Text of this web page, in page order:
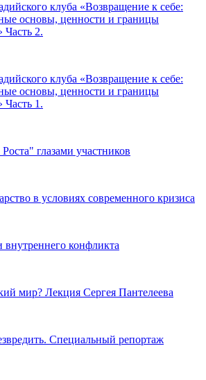
клуба «Возвращение к себе:
основы, ценности и границы
Часть 2.
клуба «Возвращение к себе:
основы, ценности и границы
Часть 1.
глазами участников
в условиях современного кризиса
внутреннего конфликта
мир? Лекция Сергея Пантелеева
Специальный репортаж